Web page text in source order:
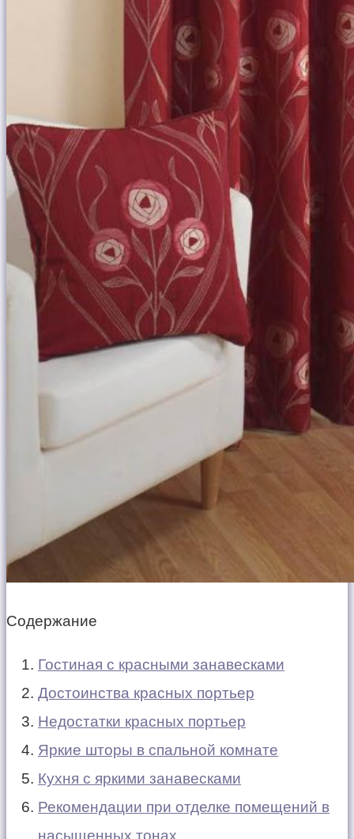
Содержание
Гостиная с красными занавесками
Достоинства красных портьер
Недостатки красных портьер
Яркие шторы в спальной комнате
Кухня с яркими занавесками
Рекомендации при отделке помещений в
насыщенных тонах